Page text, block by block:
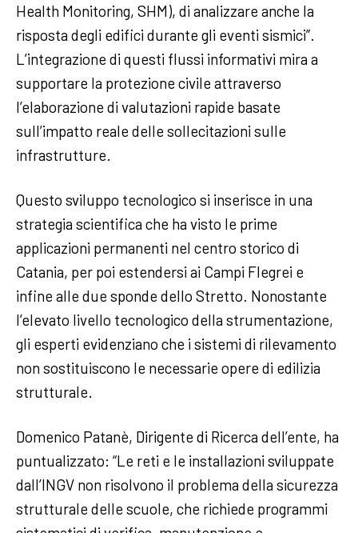
Health Monitoring, SHM), di analizzare anche la
risposta degli edifici durante gli eventi sismici”.
L’integrazione di questi flussi informativi mira a
supportare la protezione civile attraverso
l’elaborazione di valutazioni rapide basate
sull’impatto reale delle sollecitazioni sulle
infrastrutture.
Questo sviluppo tecnologico si inserisce in una
strategia scientifica che ha visto le prime
applicazioni permanenti nel centro storico di
Catania, per poi estendersi ai Campi Flegrei e
infine alle due sponde dello Stretto. Nonostante
l’elevato livello tecnologico della strumentazione,
gli esperti evidenziano che i sistemi di rilevamento
non sostituiscono le necessarie opere di edilizia
strutturale.
Domenico Patanè, Dirigente di Ricerca dell’ente, ha
puntualizzato: “Le reti e le installazioni sviluppate
dall’INGV non risolvono il problema della sicurezza
strutturale delle scuole, che richiede programmi